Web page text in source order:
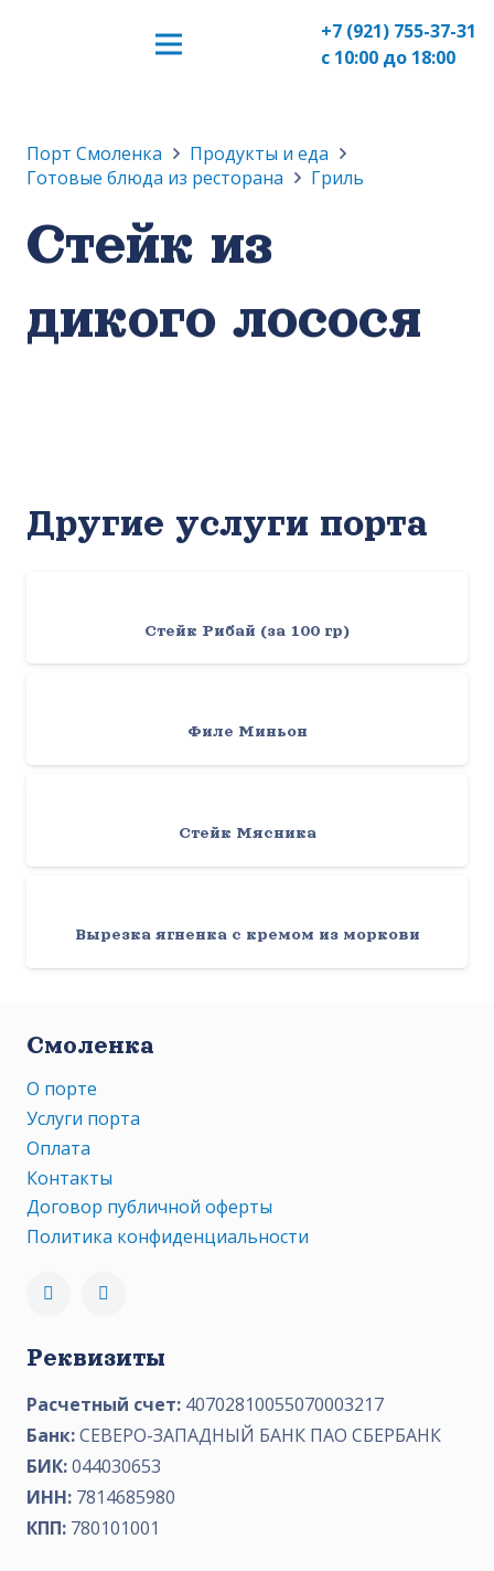
+7 (921) 755-37-31
с 10:00 до 18:00
Порт Смоленка
Продукты и еда
Готовые блюда из ресторана
Гриль
Стейк из
дикого лосося
Другие услуги порта
Стейк Рибай (за 100 гр)
Филе Миньон
Стейк Мясника
Вырезка ягненка с кремом из моркови
Смоленка
О порте
Услуги порта
Оплата
Контакты
Договор публичной оферты
Политика конфиденциальности
Реквизиты
Расчетный счет: 40702810055070003217
Банк:СЕВЕРО-ЗАПАДНЫЙ БАНК ПАО СБЕРБАНК
БИК:044030653
ИНН: 7814685980
КПП: 780101001